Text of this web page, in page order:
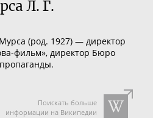
Л. Г.
(род. 1927) — директор
фильм», директор Бюро
Поискать больше
информации на Википедии